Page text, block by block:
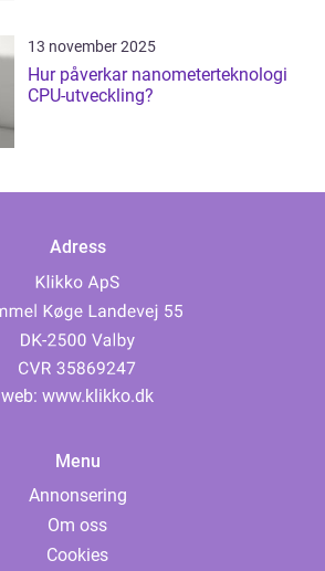
13 november 2025
Hur påverkar nanometerteknologi
CPU-utveckling?
Adress
web: www.klikko.dk
Menu
Annonsering
Om oss
Cookies